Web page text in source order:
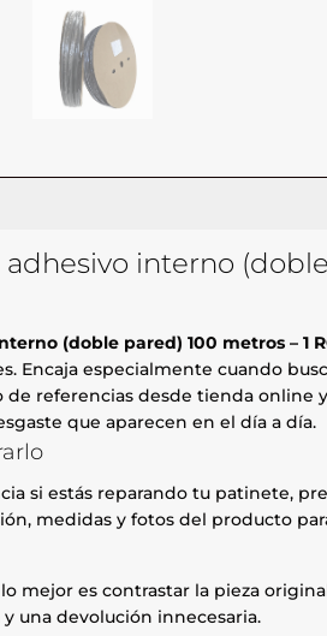
interno
(doble pared) 100 metros – 1
Encaja especialmente cuando
referencias desde tienda online
que aparecen en el día a día.
si estás reparando tu patinete,
medidas y fotos del producto
mejor es contrastar la pieza
una devolución innecesaria.